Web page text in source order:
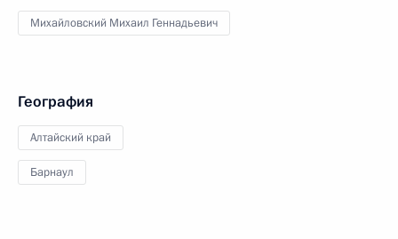
Михайловский Михаил Геннадьевич
География
Алтайский край
Барнаул